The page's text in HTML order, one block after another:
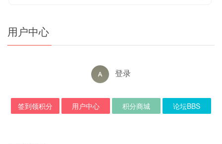
用户中心
登录
签到领积分 用户中心 积分商城 论坛BBS